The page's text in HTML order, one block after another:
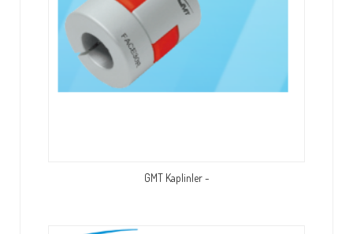
GMT Kaplinler -